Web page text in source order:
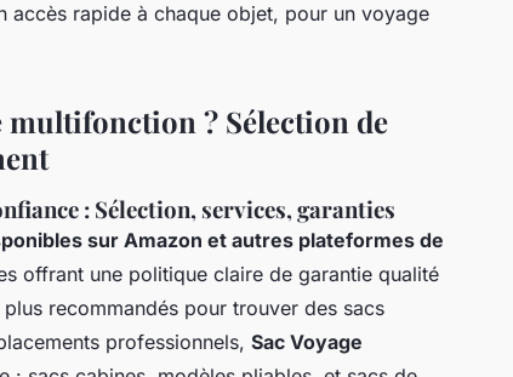
accès rapide à chaque objet, pour un voyage
multifonction ? Sélection de
: Sélection, services, garanties
sur Amazon et autres plateformes de
offrant une politique claire de garantie qualité
recommandés pour trouver des sacs
professionnels, Sac Voyage